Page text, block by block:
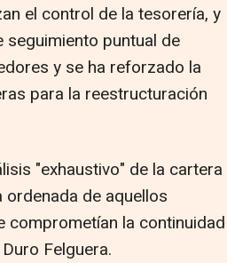
el control de la tesorería, y
puntual de
y se ha reforzado la
para la reestructuración
"exhaustivo" de la cartera
de aquellos
comprometían la continuidad
Felguera.